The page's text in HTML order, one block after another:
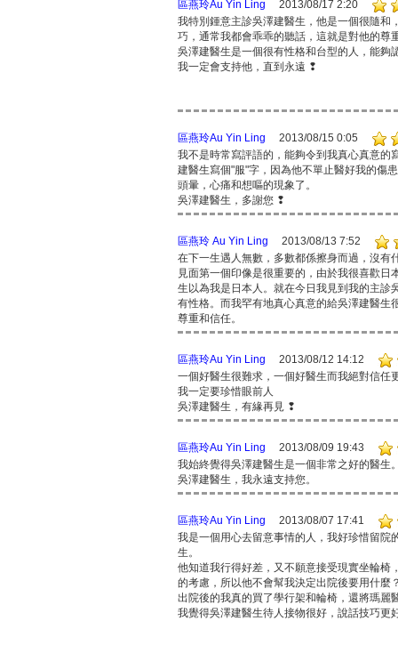
區燕玲Au Yin Ling
2013/08/17 2:20
我特別鍾意主診吳澤建醫生，他是一個很隨和
巧，通常我都會乖乖的聽話，這就是對他的尊
吳澤建醫生是一個很有性格和台型的人，能夠
我一定會支持他，直到永遠 ❢
區燕玲Au Yin Ling
2013/08/15 0:05
我不是時常寫評語的，能夠令到我真心真意的
建醫生寫個"服"字，因為他不單止醫好我的傷
頭暈，心痛和想嘔的現象了。
吳澤建醫生，多謝您 ❢
區燕玲 Au Yin Ling
2013/08/13 7:52
在下一生遇人無數，多數都係擦身而過，沒有
見面第一個印像是很重要的，由於我很喜歡
生以為我是日本人。就在今日我見到我的主診
有性格。而我罕有地真心真意的給吳澤建醫生
尊重和信任。
區燕玲Au Yin Ling
2013/08/12 14:12
一個好醫生很難求，一個好醫生而我絕對信任
我一定要珍惜眼前人
吳澤建醫生，有緣再見 ❢
區燕玲Au Yin Ling
2013/08/09 19:43
我始終覺得吳澤建醫生是一個非常之好的醫生
吳澤建醫生，我永遠支持您。
區燕玲Au Yin Ling
2013/08/07 17:41
我是一個用心去留意事情的人，我好珍惜留院
生。
他知道我行得好差，又不願意接受現實坐輪椅
的考慮，所以他不會幫我決定出院後要用什麼
出院後的我真的買了學行架和輪椅，還將瑪麗
我覺得吳澤建醫生待人接物很好，說話技巧更